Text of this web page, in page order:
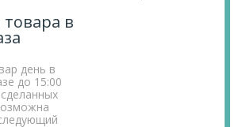
товара в
день в
до 15:00